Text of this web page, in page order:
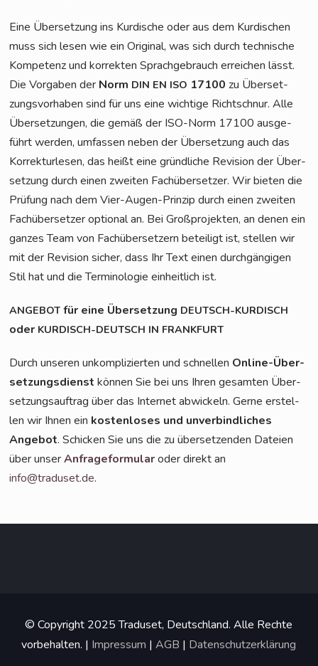
Eine Über­set­zung ins Kur­di­sche oder aus dem Kur­di­schen
muss sich lesen wie ein Ori­gi­nal, was sich durch tech­ni­sche
Kom­pe­tenz und kor­rek­ten Sprach­ge­brauch errei­chen lässt.
Die Vor­ga­ben der Norm DIN EN ISO 17100 zu Über­set­
zungs­vor­ha­ben sind für uns eine wich­ti­ge Richt­schnur. Alle
Über­set­zun­gen, die gemäß der ISO-Norm 17100 aus­ge­
führt wer­den, umfas­sen neben der Über­set­zung auch das
Kor­rek­tur­le­sen, das heißt eine gründ­li­che Revi­si­on der Über­
set­zung durch einen zwei­ten Fach­über­set­zer. Wir bie­ten die
Prü­fung nach dem Vier-Augen-Prin­zip durch einen zwei­ten
Fach­über­set­zer optio­nal an. Bei Groß­pro­jek­ten, an denen ein
gan­zes Team von Fach­über­set­zern betei­ligt ist, stel­len wir
mit der Revi­si­on sicher, dass Ihr Text einen durch­gän­gi­gen
Stil hat und die Ter­mi­no­lo­gie ein­heit­lich ist.
ANGEBOT für eine Über­set­zung DEUTSCH-KURDISCH
oder KURDISCH-DEUTSCH IN FRANKFURT
Durch unse­ren unkom­pli­zier­ten und schnel­len Online-Über­
set­zungs­dienst kön­nen Sie bei uns Ihren gesam­ten Über­
set­zungs­auf­trag über das Inter­net abwi­ckeln. Ger­ne erstel­
len wir Ihnen ein kos­ten­lo­ses und unver­bind­li­ches
Ange­bot. Schi­cken Sie uns die zu über­set­zen­den Datei­en
über unserAnfra­ge­for­mu­laroder direkt an
info@traduset.de.
© Copyright 2025 Traduset, Deutschland. Alle Rechte
vorbehalten. | Impressum |AGB | Datenschutzerklärung